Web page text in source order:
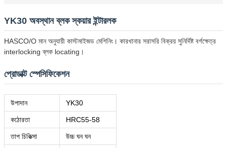
YK30 অবস্থান ব্লক স্কয়ার ইন্টারলক
HASCO/O মান অনুযায়ী কাস্টমাইজড মেশিনিং। কারখানার সরাসরি বিক্রয় সুনির্দিষ্ট বর্গক্ষেত্র
interlocking ব্লক locating।
প্রোডাক্ট স্পেসিফিকেশন
উপাদান YK30
কঠোরতা HRC55-58
তাপ চিকিত্সা উচ্চ ঘন ঘন